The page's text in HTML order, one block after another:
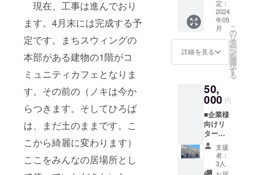
現在、工事は進んでおり
ます。4月末には完成する予
定です。まちスウィングの
本部がある建物の1階がコ
ミュニティカフェとなりま
す。その前の（ノキは今か
らつきます。そしてひろば
は、まだ土のままです。こ
こから綺麗に変わります）
ここをみんなの居場所とし
ら１年
間50円
割引と
なりま
す。
考欄に
「掲載
希望/お
名前」
をご記
載下さ
録証を
お送り
しま
す。コ
ミュニ
ティカ
フェの
全ドリ
ンクが
差し支
えなけ
れば備
考欄に
お名前
を記載
下さ
い。 ・
ページ
でお名
前を掲
載させ
ていた
だきま
す。お
名前掲
載をご
希望の
定：
2024
年05
月
詳細を見る
こ
の
リ
タ
ー
ン
を
選
択
す
る
50,
000 円
■企業様
向けリ
ターン
・お礼
のメー
ルを差
し上げ
支援
者：
3人